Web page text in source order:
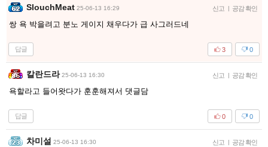
SlouchMeat 25-06-13 16:29 신고 | 공감 확인
쌍 욕 박을려고 분노 게이지 채우다가 급 사그러드네
답글 0
3
칼란드라 25-06-13 16:30 신고 | 공감 확인
욕할라고 들어왓다가 훈훈해져서 댓글담
답글 0
0
차미설 25-06-13 16:30 신고 | 공감 확인